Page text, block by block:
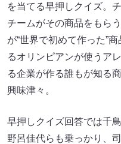
を当てる早押しクイズ。
チームがその商品をもら
が“世界で初めて作った”
るオリンピアンが使うア
る企業が作る誰もが知る
興味津々。
早押しクイズ回答では千
野呂佳代らも乗っかり、